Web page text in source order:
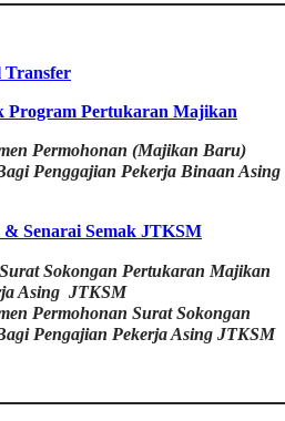
Transfer
Program Pertukaran Majikan
Permohonan (Majikan Baru)
Penggajian Pekerja Binaan Asing
Senarai Semak JTKSM
Sokongan Pertukaran Majikan
Asing JTKSM
Permohonan Surat Sokongan
Pengajian Pekerja Asing JTKSM